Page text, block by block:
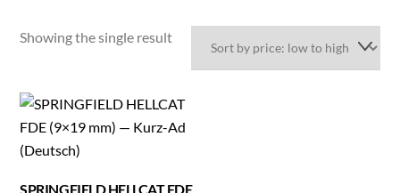
Showing the single result
SPRINGFIELD HELLCAT FDE